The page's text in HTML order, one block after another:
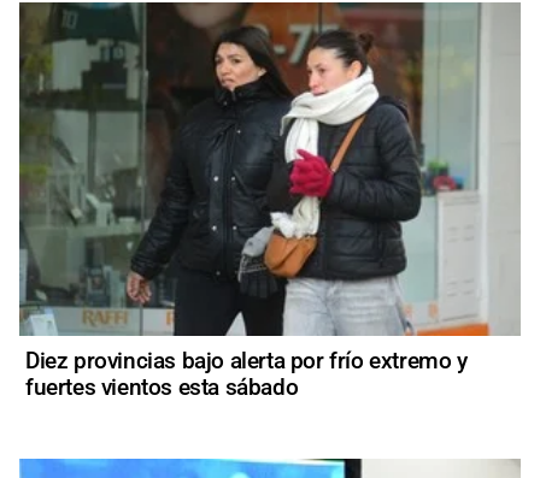
Diez provincias bajo alerta por frío extremo y
fuertes vientos esta sábado